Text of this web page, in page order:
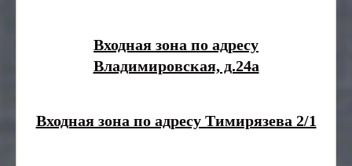
Входная зона по адресу
Владимировская, д.24а
Входная зона по адресу Тимирязева 2/1